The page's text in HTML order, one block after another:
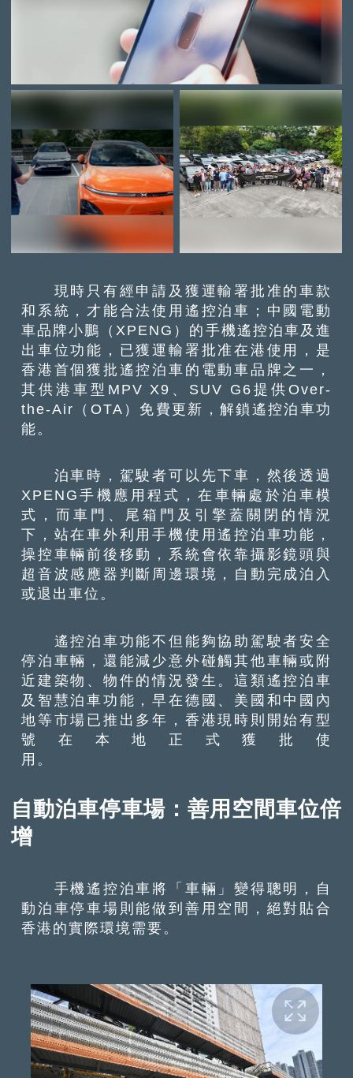
現時只有經申請及獲運輸署批准的車款
和系統，才能合法使用遙控泊車；中國電動
車品牌小鵬（XPENG）的手機遙控泊車及進
出車位功能，已獲運輸署批准在港使用，是
香港首個獲批遙控泊車的電動車品牌之一，
其供港車型MPV X9、SUV G6提供Over-
the-Air（OTA）免費更新，解鎖遙控泊車功
能。
泊車時，駕駛者可以先下車，然後透過
XPENG手機應用程式，在車輛處於泊車模
式，而車門、尾箱門及引擎蓋關閉的情況
下，站在車外利用手機使用遙控泊車功能，
操控車輛前後移動，系統會依靠攝影鏡頭與
超音波感應器判斷周邊環境，自動完成泊入
或退出車位。
遙控泊車功能不但能夠協助駕駛者安全
停泊車輛，還能減少意外碰觸其他車輛或附
近建築物、物件的情況發生。這類遙控泊車
及智慧泊車功能，早在德國、美國和中國內
地等市場已推出多年，香港現時則開始有型
號在本地正式獲批使
用。
自動泊車停車場：善用空間車位倍
增
手機遙控泊車將「車輛」變得聰明，自
動泊車停車場則能做到善用空間，絕對貼合
香港的實際環境需要。